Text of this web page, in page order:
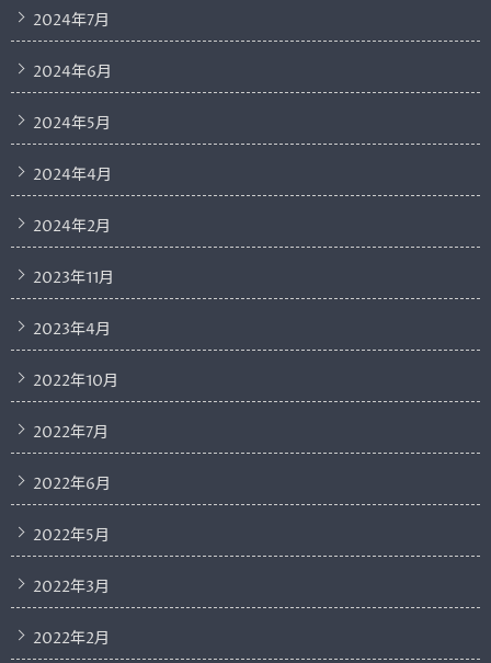
2024年7月
2024年6月
2024年5月
2024年4月
2024年2月
2023年11月
2023年4月
2022年10月
2022年7月
2022年6月
2022年5月
2022年3月
2022年2月